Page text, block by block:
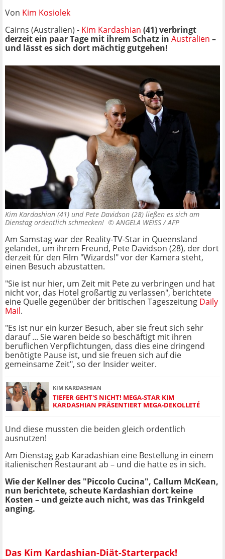
Von Kim Kosiolek
Cairns (Australien) - Kim Kardashian (41) verbringt
derzeit ein paar Tage mit ihrem Schatz in Australien –
und lässt es sich dort mächtig gutgehen!
Kim Kardashian (41) und Pete Davidson (28) ließen es sich am
Dienstag ordentlich schmecken! ©ANGELA WEISS / AFP
Am Samstag war der Reality-TV-Star in Queensland
gelandet, um ihrem Freund, Pete Davidson (28), der dort
derzeit für den Film "Wizards!" vor der Kamera steht,
einen Besuch abzustatten.
"Sie ist nur hier, um Zeit mit Pete zu verbringen und hat
nicht vor, das Hotel großartig zu verlassen", berichtete
eine Quelle gegenüber der britischen Tageszeitung Daily
Mail.
"Es ist nur ein kurzer Besuch, aber sie freut sich sehr
darauf ... Sie waren beide so beschäftigt mit ihren
beruflichen Verpflichtungen, dass dies eine dringend
benötigte Pause ist, und sie freuen sich auf die
gemeinsame Zeit", so der Insider weiter.
KIM KARDASHIAN
TIEFER GEHT'S NICHT! MEGA-STAR KIM
KARDASHIAN PRÄSENTIERT MEGA-DEKOLLETÉ
Und diese mussten die beiden gleich ordentlich
ausnutzen!
Am Dienstag gab Karadashian eine Bestellung in einem
italienischen Restaurant ab – und die hatte es in sich.
Wie der Kellner des "Piccolo Cucina", Callum McKean,
nun berichtete, scheute Kardashian dort keine
Kosten – und geizte auch nicht, was das Trinkgeld
anging.
Das Kim Kardashian-Diät-Starterpack!